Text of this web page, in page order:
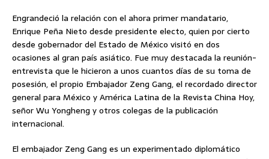
Engrandeció la relación con el ahora primer mandatario,
Enrique Peña Nieto desde presidente electo, quien por cierto
desde gobernador del Estado de México visitó en dos
ocasiones al gran país asiático. Fue muy destacada la reunión-
entrevista que le hicieron a unos cuantos días de su toma de
posesión, el propio Embajador Zeng Gang, el recordado director
general para México y América Latina de la Revista China Hoy,
señor Wu Yongheng y otros colegas de la publicación
internacional.
El embajador Zeng Gang es un experimentado diplomático